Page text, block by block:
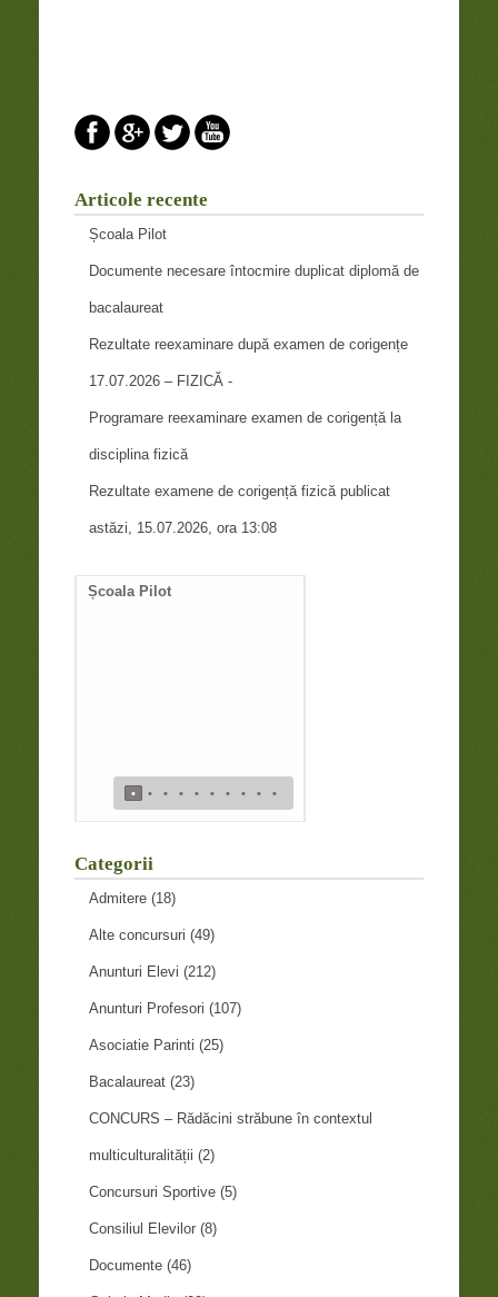
Articole recente
Școala Pilot
Documente necesare întocmire duplicat diplomă de
bacalaureat
Rezultate reexaminare după examen de corigențe
17.07.2026 – FIZICĂ -
Programare reexaminare examen de corigență la
disciplina fizică
Rezultate examene de corigență fizică publicat
astăzi, 15.07.2026, ora 13:08
Școala Pilot
• • • • • • • • • •
Categorii
Admitere (18)
Alte concursuri (49)
Anunturi Elevi (212)
Anunturi Profesori (107)
Asociatie Parinti (25)
Bacalaureat (23)
CONCURS – Rădăcini străbune în contextul
multiculturalității (2)
Concursuri Sportive (5)
Consiliul Elevilor (8)
Documente (46)